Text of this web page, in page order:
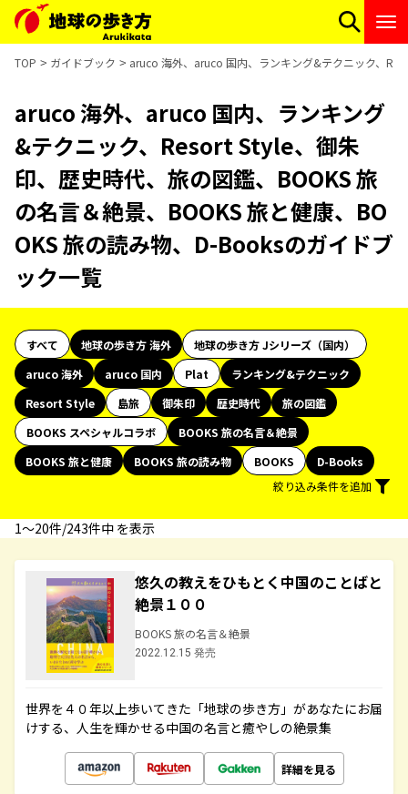
TOP ガイドブック aruco 海外、aruco 国内、ランキング&テクニック、
aruco 海外、aruco 国内、ランキング
&テクニック、Resort Style、御朱
印、歴史時代、旅の図鑑、BOOKS 旅
の名言＆絶景、BOOKS 旅と健康、BO
OKS 旅の読み物、D-Booksのガイドブ
ック一覧
すべて 地球の歩き方 海外
地球の歩き方 Jシリーズ（国内）
aruco 海外
aruco 国内 Plat
ランキング&テクニック
Resort Style
島旅 御朱印 歴史時代
旅の図鑑
BOOKS スペシャルコラボ
BOOKS 旅の名言＆絶景
BOOKS 旅と健康
BOOKS 旅の読み物 BOOKS
D-Books
絞り込み条件を追加
1〜20件/243件中 を表示
悠久の教えをひもとく中国のことばと
絶景１００
BOOKS 旅の名言＆絶景
2022.12.15 発売
世界を４０年以上歩いてきた「地球の歩き方」があなたにお届
けする、人生を輝かせる中国の名言と癒やしの絶景集
詳細を見る